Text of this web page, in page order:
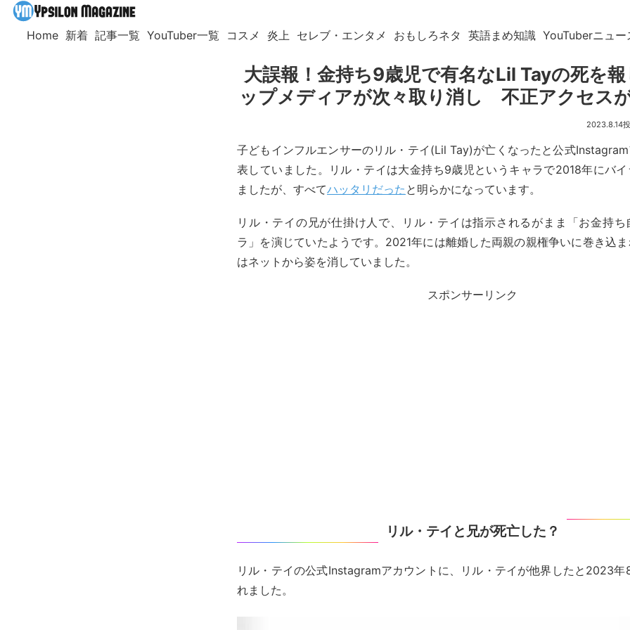
Home 新着 記事一覧 YouTuber一覧 コスメ 炎上 セレブ・エンタメ おもしろネタ 英語まめ知識 YouTuberニュー
大誤報！金持ち9歳児で有名なLil Tayの死を
ップメディアが次々取り消し 不正アクセス
2023.8.14
子どもインフルエンサーのリル・テイ(Lil Tay)が亡くなったと公式
表していました。リル・テイは大金持ち9歳児というキャラで2018年にバ
ましたが、すべてハッタリだった と明らかになっています。
リル・テイの兄が仕掛け人で、リル・テイは指示されるがまま「お金持ち
ラ」を演じていたようです。2021年には離婚した両親の親権争いに巻き込
はネットから姿を消していました。
スポンサーリンク
リル・テイと兄が死亡した？
リル・テイの公式Instagramアカウントに、リル・テイが他界したと2023年
れました。